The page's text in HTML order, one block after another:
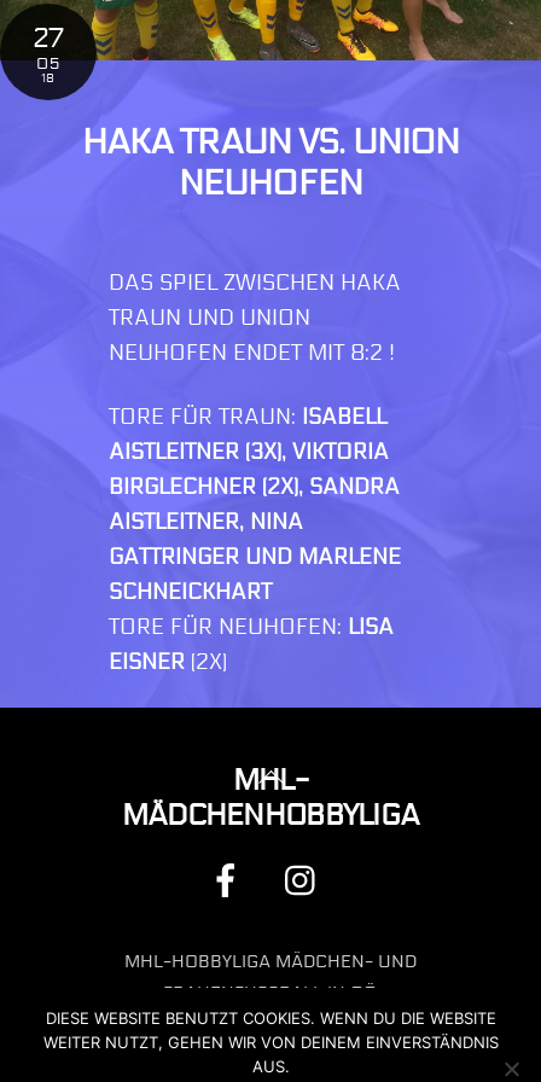
27
05
18
HAKA TRAUN VS. UNION
NEUHOFEN
DAS SPIEL ZWISCHEN HAKA
TRAUN UND UNION
NEUHOFEN ENDET MIT 8:2 !
TORE FÜR TRAUN: ISABELL
AISTLEITNER (3X), VIKTORIA
BIRGLECHNER (2X), SANDRA
AISTLEITNER, NINA
GATTRINGER UND MARLENE
SCHNEICKHART
TORE FÜR NEUHOFEN: LISA
EISNER(2X)
BACK
TO
MHL-
MÄDCHENHOBBYLIGA
FACEBOOK
MHL-HOBBYLIGA MÄDCHEN- UND
FRAUENFUSSBALL IN OÖ
KONTAKT: OFFICE@MHL-
HOBBYLIGA.AT
DIESE WEBSITE BENUTZT COOKIES. WENN DU DIE WEBSITE
WEITER NUTZT, GEHEN WIR VON DEINEM EINVERSTÄNDNIS
AUS.